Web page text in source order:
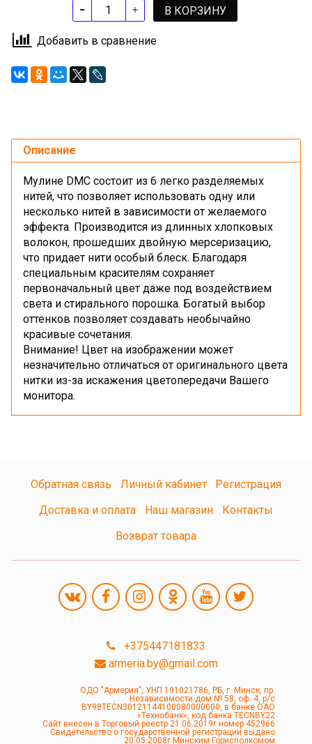
В КОРЗИНУ
Добавить в сравнение
Описание
Мулине DMC состоит из 6 легко разделяемых
нитей, что позволяет использовать одну или
несколько нитей в зависимости от желаемого
эффекта. Производится из длинных хлопковых
волокон, прошедших двойную мерсеризацию,
что придает нити особый блеск. Благодаря
специальным красителям сохраняет
первоначальный цвет даже под воздействием
света и стирального порошка. Богатый выбор
оттенков позволяет создавать необычайно
красивые сочетания.
Внимание! Цвет на изображении может
незначительно отличаться от оригинального цвета
нитки из-за искажения цветопередачи Вашего
монитора.
Обратная связь Личный кабинет
Регистрация
Доставка и оплата
Наш магазин
Контакты
Возврат товара
+375447181833
armeria.by@gmail.com
ОДО "Армерия", УНП 191021786, РБ, г. Минск, пр.
Независимости дом № 58, оф. 4, р/с
BY98TECN30121144100080000000, в банке ОАО
«Технобанк», код банка TECNBY22
Сайт внесен в Торговый реестр 21.06.2019г номер 452966
Свидетельство о государственной регистрации выдано
20.05.2008г Минским Горисполкомом